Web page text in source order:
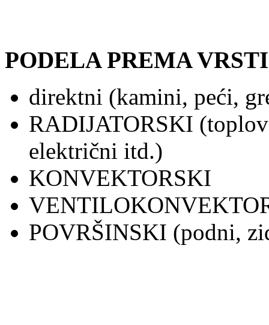
PODELA PREMA
direktni (kamini, peći,
RADIJATORSKI
električni itd.)
KONVEKTORSKI
POVRŠINSKI (podni,